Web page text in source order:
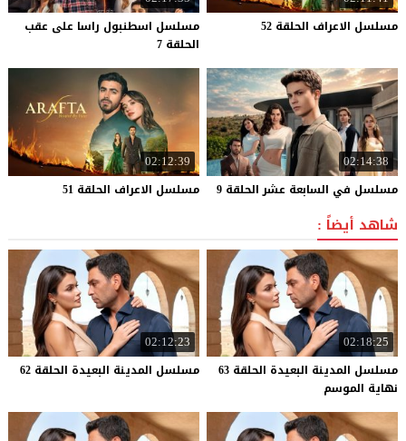
مسلسل الاعراف الحلقة 52
مسلسل اسطنبول راسا على عقب
الحلقة 7
02:14:38
مسلسل في السابعة عشر الحلقة 9
02:12:39
مسلسل الاعراف الحلقة 51
شاهد أيضاً :
02:18:25
مسلسل المدينة البعيدة الحلقة 63
نهاية الموسم
02:12:23
مسلسل المدينة البعيدة الحلقة 62